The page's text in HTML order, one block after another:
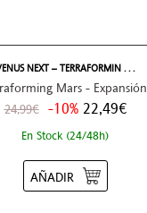
NEXT – TERRAFORMIN . . .
Mars - Expansión
24,99€ -10% 22,49€
En Stock (24/48h)
AÑADIR